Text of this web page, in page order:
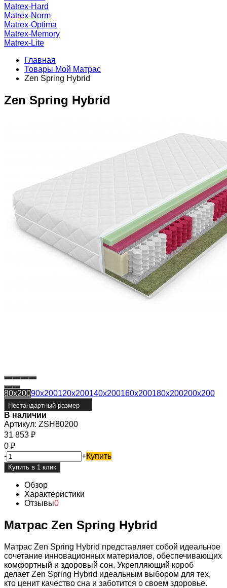
Matrex-Hard
Matrex-Norm
Matrex-Optima
Matrex-Memory
Matrex-Lite
Главная
Товары Мой Матрас
Zen Spring Hybrid
Zen Spring Hybrid
80x20090x200120x200140x200160x200180x200200x200
Нестандартный размер
В наличии
Артикул: ZSH80200
31 853 ₽
0 ₽
-
+Купить
Обзор
Характеристики
Отзывы0
Матрас Zen Spring Hybrid
Матрас Zen Spring Hybrid представляет собой идеальное
сочетание инновационных материалов, обеспечивающих
комфортный и здоровый сон. Укрепляющий короб
делает Zen Spring Hybrid идеальным выбором для тех,
кто ценит качество сна и заботится о своем здоровье.